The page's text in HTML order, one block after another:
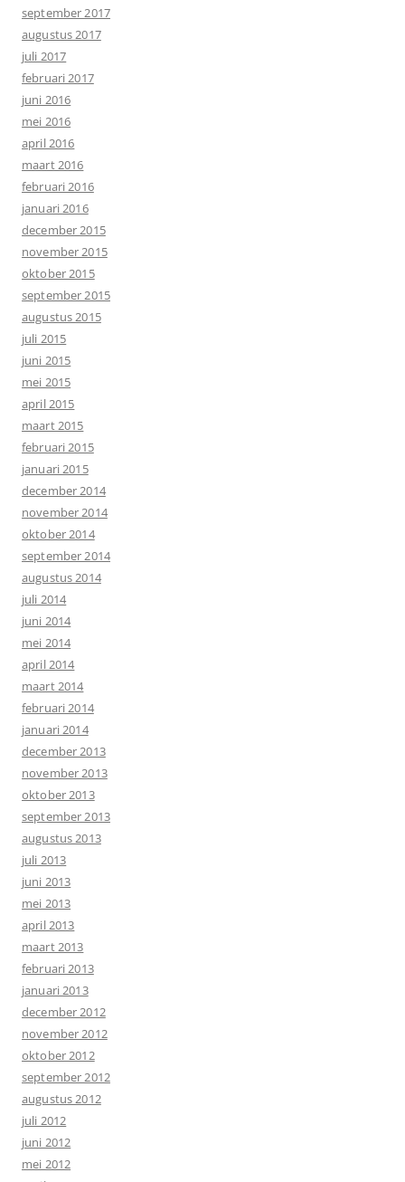
september 2017
augustus 2017
juli 2017
februari 2017
juni 2016
mei 2016
april 2016
maart 2016
februari 2016
januari 2016
december 2015
november 2015
oktober 2015
september 2015
augustus 2015
juli 2015
juni 2015
mei 2015
april 2015
maart 2015
februari 2015
januari 2015
december 2014
november 2014
oktober 2014
september 2014
augustus 2014
juli 2014
juni 2014
mei 2014
april 2014
maart 2014
februari 2014
januari 2014
december 2013
november 2013
oktober 2013
september 2013
augustus 2013
juli 2013
juni 2013
mei 2013
april 2013
maart 2013
februari 2013
januari 2013
december 2012
november 2012
oktober 2012
september 2012
augustus 2012
juli 2012
juni 2012
mei 2012